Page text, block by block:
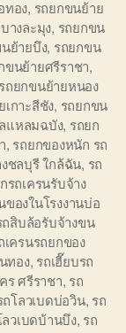
ทอง, รถยกขนย้าย
างละมุง, รถยกขน
ย้ายบึง, รถยกขน
ขนย้ายศรีราชา,
รถยกขนย้ายหนอง
กาะสีชัง, รถยกขน
แหลมฉบัง, รถยก
, รถยกของหนัก รถ
ชลบุรี ใกล้ฉัน, รถ
รถเครนรับจ้าง
ของในโรงงานบ่อ
ถสิบล้อรับจ้างขน
เครนรถยกของ
ทอง, รถเฮี๊ยบรถ
ร ศรีราชา, รถ
ถโลวเบดบ่อวิน, รถ
ลวเบดบ้านบึง, รถ